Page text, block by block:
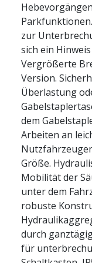
zur
sich ein
Vergrößerte
Version.
Überlastung
dem
Arbeiten an
Größe.
Mobilität der
unter dem
robuste
durch
für